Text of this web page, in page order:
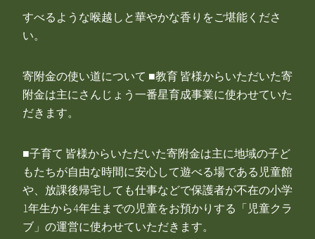
すべるような喉越しと華やかな香りをご堪能くださ
い。
寄附金の使い道について ■教育 皆様からいただいた寄
附金は主にさんじょう一番星育成事業に使わせていた
だきます。
■子育て 皆様からいただいた寄附金は主に地域の子ど
もたちが自由な時間に安心して遊べる場である児童館
や、放課後帰宅しても仕事などで保護者が不在の小学
1年生から4年生までの児童をお預かりする「児童クラ
ブ」の運営に使わせていただきます。